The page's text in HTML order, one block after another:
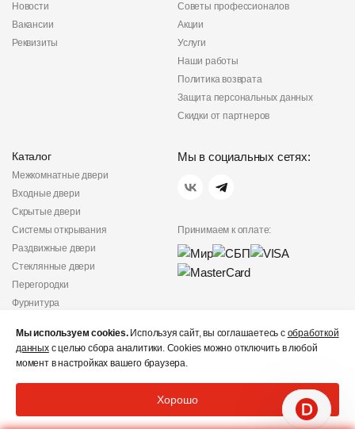
Новости
Вакансии
Реквизиты
Советы профессионалов
Акции
Услуги
Наши работы
Политика возврата
Защита персональных данных
Скидки от партнеров
Каталог
Межкомнатные двери
Входные двери
Скрытые двери
Системы открывания
Раздвижные двери
Стеклянные двери
Перегородки
Фурнитура
Мы в социальных сетях:
Принимаем к оплате:
конфиденциальности
Не является публичной
© «Дверишоп» 2012 - 2026
Мы используем cookies.Используя сайт, вы соглашаетесь с обработкой
данныхс целью сбора аналитики. Cookies можно отключить в любой
момент в настройках вашего браузера.
Хорошо